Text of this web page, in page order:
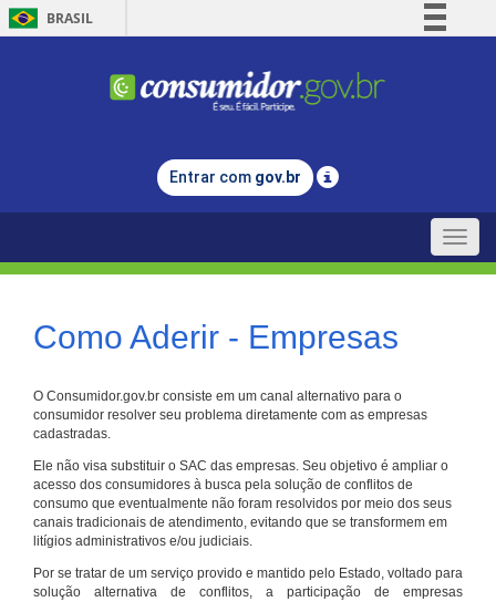
BRASIL
Comunica BR
Legislação
Entrar com gov.br
Toggle
Como Aderir - Empresas
O Consumidor.gov.br consiste em um canal alternativo para o
consumidor resolver seu problema diretamente com as empresas
cadastradas.
Ele não visa substituir o SAC das empresas. Seu objetivo é ampliar o
acesso dos consumidores à busca pela solução de conflitos de
consumo que eventualmente não foram resolvidos por meio dos seus
canais tradicionais de atendimento, evitando que se transformem em
litígios administrativos e/ou judiciais.
Por se tratar de um serviço provido e mantido pelo Estado, voltado para
solução alternativa de conflitos, a participação de empresas